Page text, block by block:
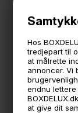
Hos
tredjepart til
at målrette
annoncer. Vi
endnu
at give dit
Måler:
11 cm. høj
2 cm. dyb
Obs: Kun til
Obs: Skruer